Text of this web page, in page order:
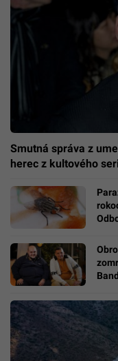
Smutná správa z
herec z kultového
Band